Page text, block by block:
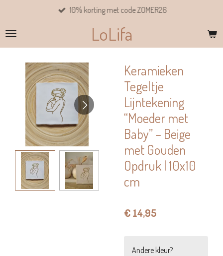
naar
de
LoLifa
10% korting met code ZOMER26
Keramieken
Tegeltje
Lijntekening
“Moeder met
Baby” – Beige
met Gouden
Opdruk | 10x10
cm
€ 14,95
Andere kleur?